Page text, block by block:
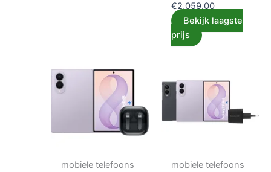
€2,059.00
Bekijk laagste
prijs
mobiele telefoons mobiele telefoons